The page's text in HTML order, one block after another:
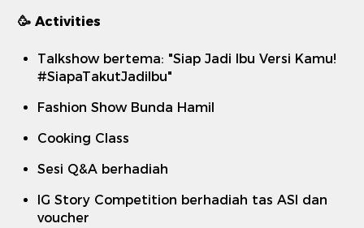
🥳 Activities
Talkshow bertema: "Siap Jadi Ibu Versi Kamu!
#SiapaTakutJadiIbu"
Fashion Show Bunda Hamil
Cooking Class
Sesi Q&A berhadiah
IG Story Competition berhadiah tas ASI dan
voucher